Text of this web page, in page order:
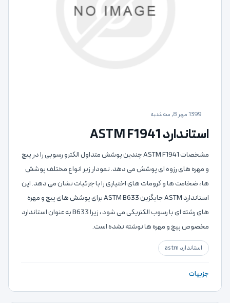
1399 مهر 8, سه‌شنبه
استاندارد ASTM F1941
مشخصات ASTM F1941 چندین پوشش متداول الکترو رسوبی را در پیچ
و مهره های رزوه ای پوشش می دهد. نمودار زیر انواع مختلف پوشش
ها ، ضخامت ها و کرومات های اختیاری را با جزئیات نشان می دهد. این
استاندارد ASTM جایگزین ASTM B633 برای پوشش های پیچ و مهره
های رشته ای با رسوب الکتریکی می شود ، زیرا B633 به عنوان استاندارد
مخصوص پیچ و مهره ها نوشته نشده است.
استاندارد astm
جزییات